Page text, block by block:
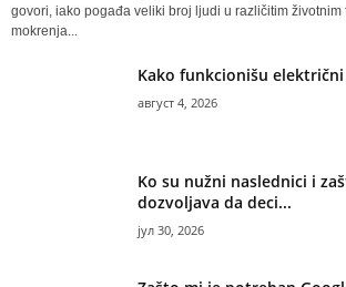
govori, iako pogađa veliki broj ljudi u različitim životnim
mokrenja...
Kako funkcionišu
август 4, 2026
Ko su nužni naslednici i
dozvoljava da deci...
јул 30, 2026